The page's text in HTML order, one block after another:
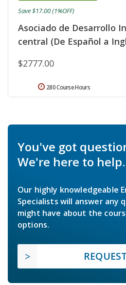
Asociado de Desarrollo
central (De Español a
$2777.00
Save $17.00 (1%OFF)
280 Course Hours
You've got
We're here to help.
Our highly knowledgeable
Specialists will answer any
might have about the
options.